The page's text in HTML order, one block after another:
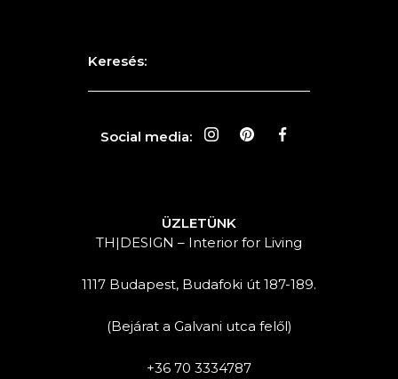
Keresés:
Social media:
ÜZLETÜNK
TH|DESIGN – Interior for Living
1117 Budapest, Budafoki út 187-189.
(Bejárat a Galvani utca felől)
+36 70 3334787